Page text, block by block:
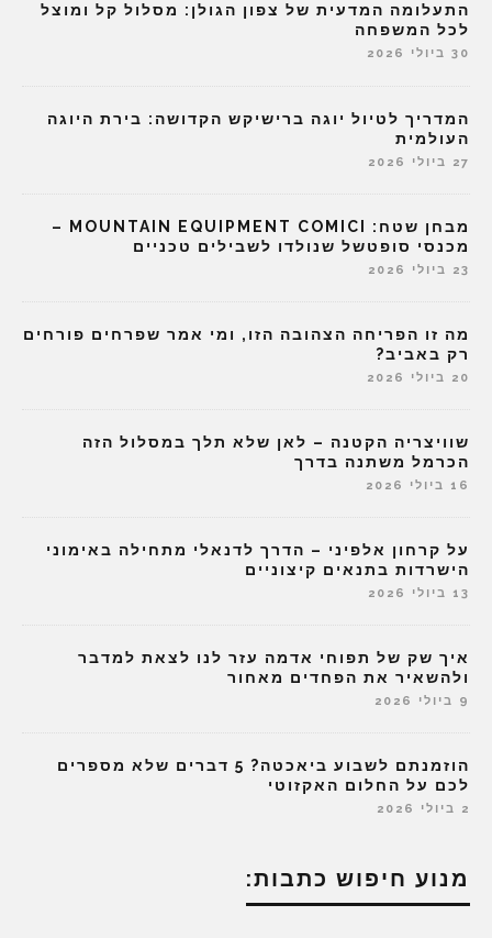
התעלומה המדעית של צפון הגולן: מסלול קל ומוצל
לכל המשפחה
30 ביולי 2026
המדריך לטיול יוגה ברישיקש הקדושה: בירת היוגה
העולמית
27 ביולי 2026
מבחן שטח: MOUNTAIN EQUIPMENT COMICI –
מכנסי סופטשל שנולדו לשבילים טכניים
23 ביולי 2026
מה זו הפריחה הצהובה הזו, ומי אמר שפרחים פורחים
רק באביב?
20 ביולי 2026
שוויצריה הקטנה – לאן שלא תלך במסלול הזה
הכרמל משתנה בדרך
16 ביולי 2026
על קרחון אלפיני – הדרך לדנאלי מתחילה באימוני
הישרדות בתנאים קיצוניים
13 ביולי 2026
איך שק של תפוחי אדמה עזר לנו לצאת למדבר
ולהשאיר את הפחדים מאחור
9 ביולי 2026
הוזמנתם לשבוע ביאכטה? 5 דברים שלא מספרים
לכם על החלום האקזוטי
2 ביולי 2026
מנוע חיפוש כתבות: